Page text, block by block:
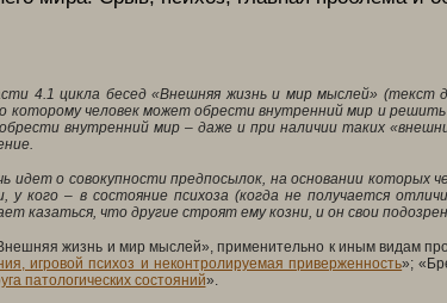
4.1 цикла бесед «Внешняя жизнь и мир мыслей» (текст
которому человек может обрести внутренний мир и
внутренний мир – даже и при наличии таких
идет о совокупности предпосылок, на основании которых
у кого – в состояние психоза (когда не получается
казаться, что другие строят ему козни, и он свои
жизнь и мир мыслей», применительно к иным видам
игровой психоз и неконтролируемая приверженность»;
патологических состояний».